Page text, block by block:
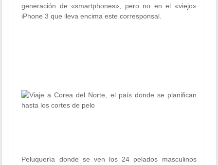
generación de «smartphones», pero no en el «viejo»
iPhone 3 que lleva encima este corresponsal.
Peluquería donde se ven los 24 pelados masculinos